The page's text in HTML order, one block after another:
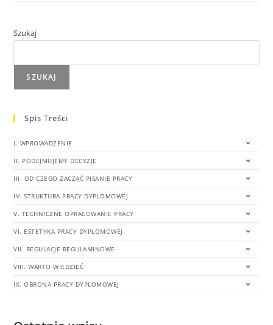
Szukaj
SZUKAJ
Spis Treści
I. WPROWADZENIE
II. PODEJMUJEMY DECYZJE
III. OD CZEGO ZACZĄĆ PISANIE PRACY
IV. STRUKTURA PRACY DYPLOMOWEJ
V. TECHNICZNE OPRACOWANIE PRACY
VI. ESTETYKA PRACY DYPLOMOWEJ
VII. REGULACJE REGULAMINOWE
VIII. WARTO WIEDZIEĆ
IX. OBRONA PRACY DYPLOMOWEJ